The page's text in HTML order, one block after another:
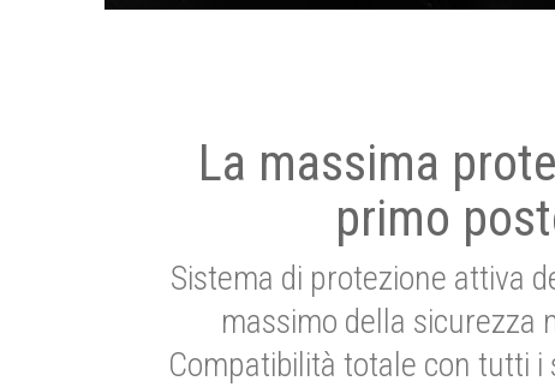
La massima
primo
Sistema di protezione attiva
massimo della sicurezza
Compatibilità totale con tutti i